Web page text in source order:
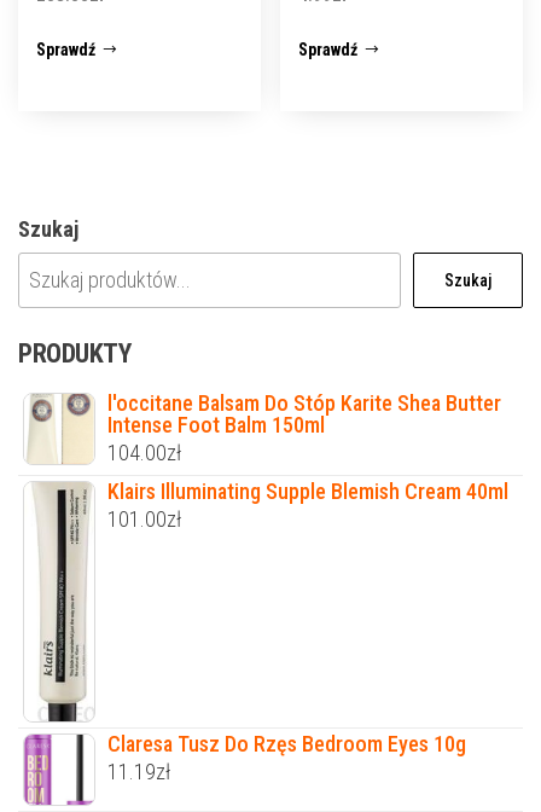
Sprawdź Sprawdź
Szukaj
Szukaj
PRODUKTY
l'occitane Balsam Do Stóp Karite Shea Butter
Intense Foot Balm 150ml
104.00zł
Klairs Illuminating Supple Blemish Cream 40ml
101.00zł
Claresa Tusz Do Rzęs Bedroom Eyes 10g
11.19zł